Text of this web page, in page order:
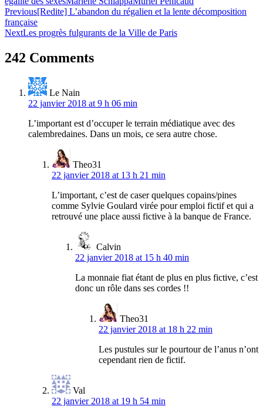
Navigation
de
Previous[Redite] L’abandon du régalien et la lente décomposition
française
NextLes progrès fulgurants de la Ville de Paris
242 Comments
Le Nain
22 janvier 2018 at 9 h 06 min
L’important est d’occuper le terrain médiatique avec des
calembredaines. Dans un mois, ce sera autre chose.
Theo31
22 janvier 2018 at 13 h 21 min
L’important, c’est de caser quelques copains/pines
comme Sylvie Goulard virée pour emploi fictif et qui a
retrouvé une place aussi fictive à la banque de France.
Calvin
22 janvier 2018 at 15 h 40 min
La monnaie fiat étant de plus en plus fictive, c’est
donc un rôle dans ses cordes !!
Theo31
22 janvier 2018 at 18 h 22 min
Les pustules sur le pourtour de l’anus n’ont
cependant rien de fictif.
Val
22 janvier 2018 at 19 h 54 min